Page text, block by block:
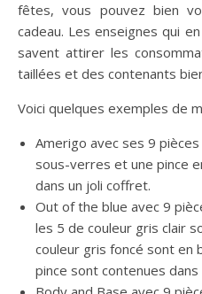
fêtes, vous pouvez bien
cadeau. Les enseignes qui
savent attirer les
taillées et des contenants
Voici quelques exemples de
Amerigo avec ses 9
sous-verres et une pince
dans un joli coffret.
Out of the blue avec 9
les 5 de couleur gris clair
couleur gris foncé sont en
pince sont contenues